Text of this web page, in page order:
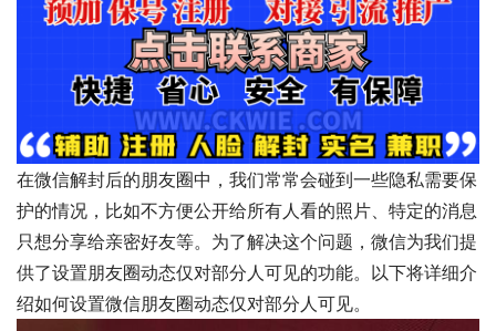
在微信解封后的朋友圈中，我们常常会碰到一些隐私需要保
护的情况，比如不方便公开给所有人看的照片、特定的消息
只想分享给亲密好友等。为了解决这个问题，微信为我们提
供了设置朋友圈动态仅对部分人可见的功能。以下将详细介
绍如何设置微信朋友圈动态仅对部分人可见。